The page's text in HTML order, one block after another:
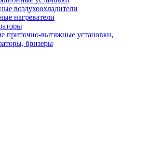
воздухоохладители
нагреватели
приточно-вытяжные установки,
бризеры